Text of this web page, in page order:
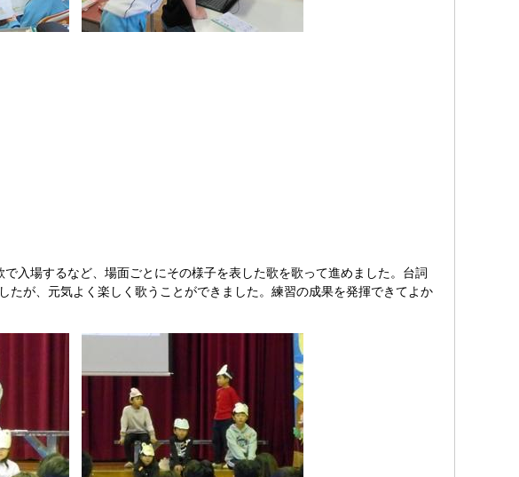
入場するなど、場面ごとにその様子を表した歌を歌って進めました。台詞
が、元気よく楽しく歌うことができました。練習の成果を発揮できてよか